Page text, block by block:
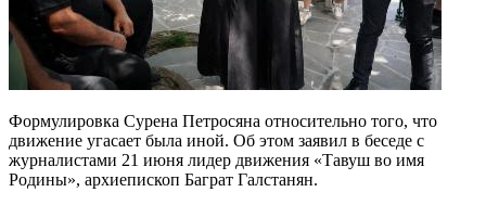
Формулировка Сурена Петросяна относительно того, что
движение угасает была иной. Об этом заявил в беседе с
журналистами 21 июня лидер движения «Тавуш во имя
Родины», архиепископ Баграт Галстанян.